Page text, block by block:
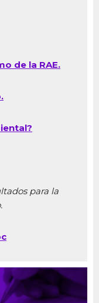
de la RAE.
para la